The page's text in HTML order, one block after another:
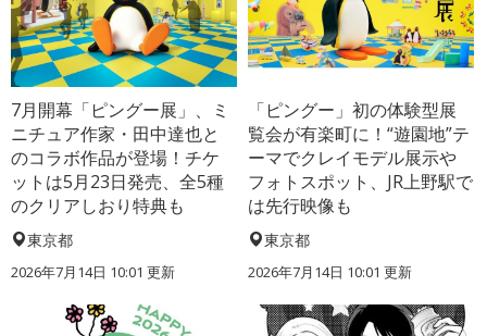
7月開幕「ピングー展」、ミ
ニチュア作家・田中達也と
のコラボ作品が登場！チケ
ットは5月23日発売、全5種
のクリアしおり特典も
東京都
2026年7月14日 10:01 更新
「ピングー」初の体験型展
覧会が有楽町に！“遊園地”テ
ーマでクレイモデル展示や
フォトスポット、JR上野駅で
は先行映像も
東京都
2026年7月14日 10:01 更新